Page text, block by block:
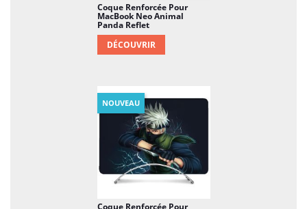
Coque Renforcée Pour
MacBook Neo Animal
Panda Reflet
DÉCOUVRIR
Coque Renforcée Pour
NOUVEAU